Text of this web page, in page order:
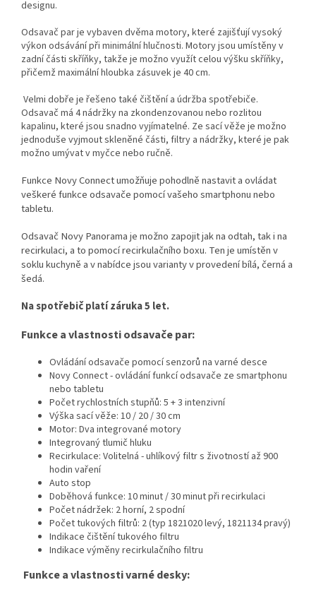
designu.
Odsavač par je vybaven dvěma motory, které zajišťují vysoký
výkon odsávání při minimální hlučnosti. Motory jsou umístěny v
zadní části skříňky, takže je možno využít celou výšku skříňky,
přičemž maximální hloubka zásuvek je 40 cm.
Velmi dobře je řešeno také čištění a údržba spotřebiče.
Odsavač má 4 nádržky na zkondenzovanou nebo rozlitou
kapalinu, které jsou snadno vyjímatelné. Ze sací věže je možno
jednoduše vyjmout skleněné části, filtry a nádržky, které je pak
možno umývat v myčce nebo ručně.
Funkce Novy Connect umožňuje pohodlně nastavit a ovládat
veškeré funkce odsavače pomocí vašeho smartphonu nebo
tabletu.
Odsavač Novy Panorama je možno zapojit jak na odtah, tak i na
recirkulaci, a to pomocí recirkulačního boxu. Ten je umístěn v
soklu kuchyně a v nabídce jsou varianty v provedení bílá, černá a
šedá.
Na spotřebič platí záruka 5 let.
Funkce a vlastnosti odsavače par:
Ovládání odsavače pomocí senzorů na varné desce
Novy Connect - ovládání funkcí odsavače ze smartphonu
nebo tabletu
Počet rychlostních stupňů: 5 + 3 intenzivní
Výška sací věže: 10 / 20 / 30 cm
Motor: Dva integrované motory
Integrovaný tlumič hluku
Recirkulace: Volitelná - uhlíkový filtr s životností až 900
hodin vaření
Auto stop
Doběhová funkce: 10 minut / 30 minut při recirkulaci
Počet nádržek: 2 horní, 2 spodní
Počet tukových filtrů: 2 (typ 1821020 levý, 1821134 pravý)
Indikace čištění tukového filtru
Indikace výměny recirkulačního filtru
Funkce a vlastnosti varné desky: